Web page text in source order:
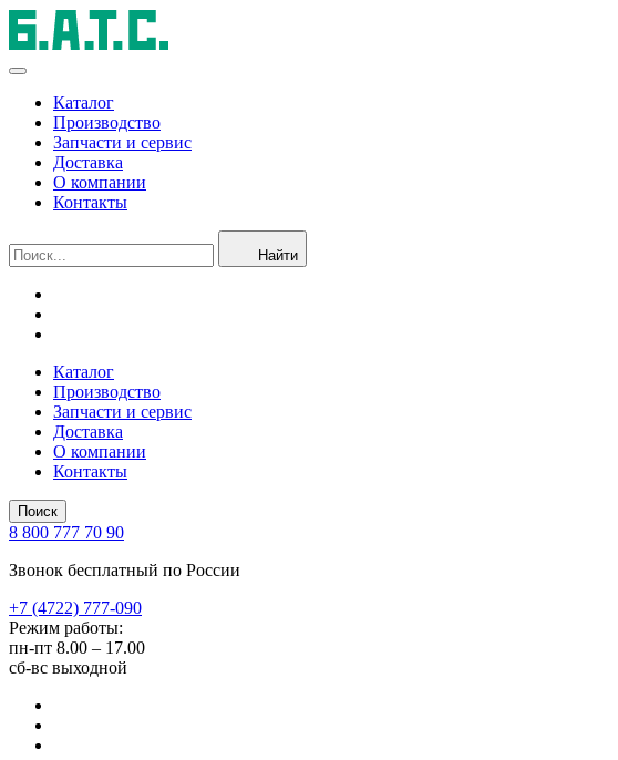
Каталог
Производство
Запчасти и сервис
Доставка
О компании
Контакты
Найти
Каталог
Производство
Запчасти и сервис
Доставка
О компании
Контакты
Поиск
8 800 777 70 90
Звонок бесплатный по России
+7 (4722) 777-090
Режим работы:
пн-пт 8.00 – 17.00
сб-вс выходной